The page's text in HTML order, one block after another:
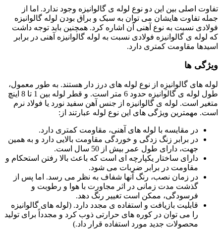
تفاوت اصلی بین این دو نوع لوله ی گالوانیزه وجود ندارد. اما از
جمله تفاوت هایشان می توان به سبک و براق بودن لوله گالوانیزه
فولادی نسبت به نوع آهنی آن اشاره کرد. همچنین باید توجه داشت
که لوله ی گالوانیزه فولادی نسبت به لوله گالوانیزه آهنی در برابر
اسیدها مقاومت کمتری دارد.
ویژگی ها
لوله های گالوانیزِه از نوع لوله های درز دار هستند. به طور معمول،
طول لوله ی گالوانیزه حدود 6 متر است. و قطر لوله بین 1 تا 8 اینچ
متغیر است. لوله ی گالوانیزه از جنس آهن سفید نورد یا فولاد نرم
است. مهمترین ویژگی های این نوع لوله عبارتند از:
در مقایسه با لوله های آهنی، مقاومت کمتری دارد.
در برابر زنگ زدگی و خوردگی مقاومت بالایی دارد و به همین
جهت، دارای طول عمر بیش از 50 سال است.
دارای ساختار یکپارچه ای است که باعث بالا رفتن استحکام و
مقاومت در برابر ضربات می شود.
در زمان نصب، رنگ آنها شفاف به نظر می رسد. اما پس از
گذشت مدت زمانی در اثر مجاورت با هوا و رطوبت و
فرسودگی، ممکن است تغییر رنگ دهد.
قابلیت بازیافت و استفاده ی مجدد دارد. (لوله های گالوانیزه
را می توان در کوره های حرارتی ذوب کرد و مجدداً برای تولید
محصولات جدید مورد استفاده قرار داد.)